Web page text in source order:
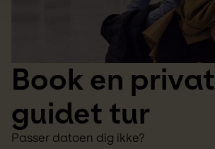
Book en privat
guidet tur
Passer datoen dig ikke?